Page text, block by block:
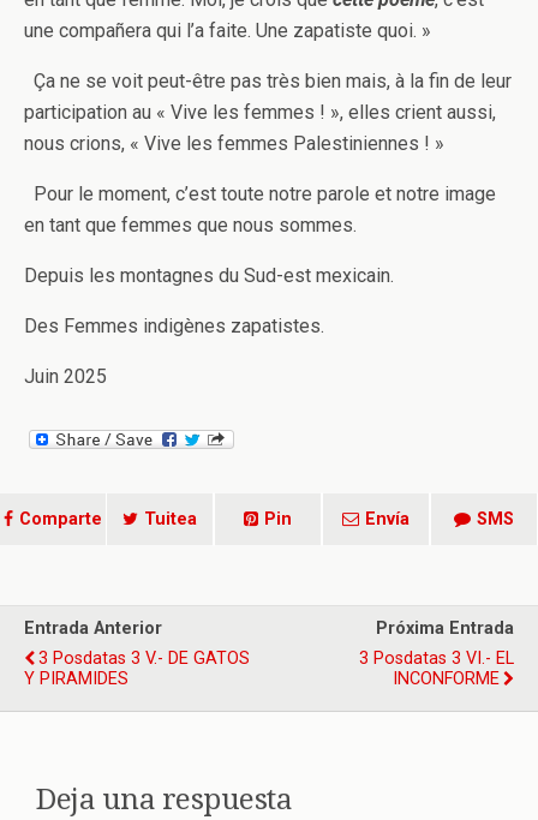
une compañera qui l’a faite. Une zapatiste quoi. »
Ça ne se voit peut-être pas très bien mais, à la fin de leur
participation au « Vive les femmes ! », elles crient aussi,
nous crions, « Vive les femmes Palestiniennes ! »
Pour le moment, c’est toute notre parole et notre image
en tant que femmes que nous sommes.
Depuis les montagnes du Sud-est mexicain.
Des Femmes indigènes zapatistes.
Juin 2025
Comparte Tuitea Pin Envía SMS
Entrada Anterior
3 Posdatas 3 V.- DE GATOS
Y PIRAMIDES
Próxima Entrada
3 Posdatas 3 VI.- EL
INCONFORME
Deja una respuesta